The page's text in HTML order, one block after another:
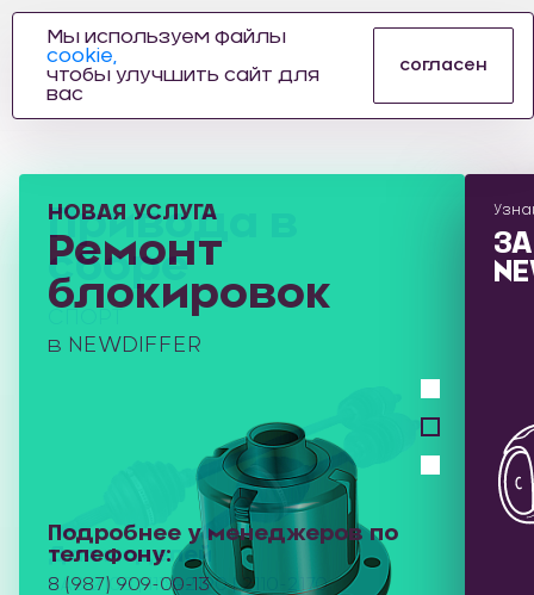
АВТОЗАПЧАСТЕЙ
Привода в
сборе
Для моделей
ВАЗ 2108 | 1118-2190 | 2110-2170
Мы используем файлы
cookie,
чтобы улучшить сайт для
вас
согласен